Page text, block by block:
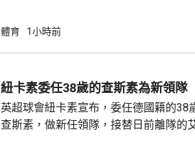
長達7小時，恩芬天奴發言時承認錯誤及
員，會後聲明重申全力支持恩芬天奴，
出售賽事股權的計劃是犯下錯誤，相關
應以不同的方式處理，強調無意將國際
理...
體育 1小時前
紐卡素委任38歲的查斯素為新領隊
英超球會紐卡素宣布，委任德國籍的38
查斯素，做新任領隊，接替日前離隊的